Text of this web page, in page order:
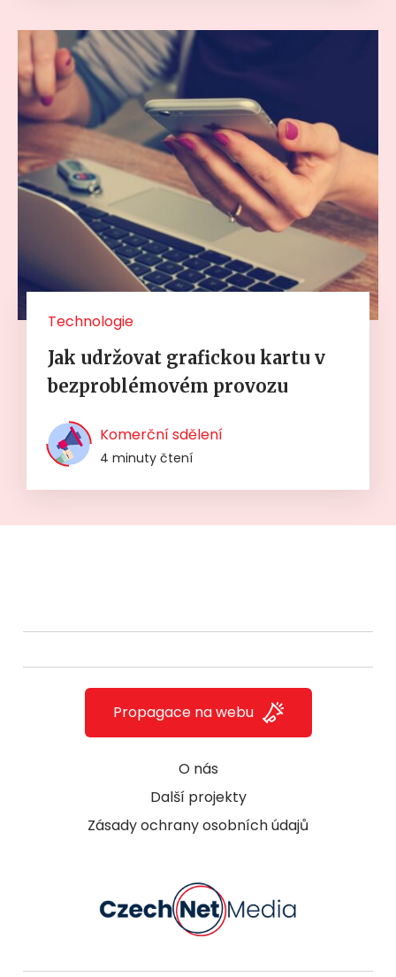
Technologie
Jak udržovat grafickou kartu v
bezproblémovém provozu
Komerční sdělení
4 minuty čtení
O nás
Další projekty
Zásady ochrany osobních údajů
Propagace na webu